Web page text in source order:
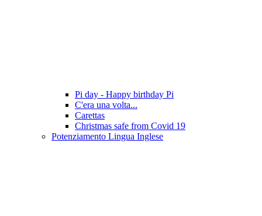
Pi day - Happy birthday Pi
C'era una volta...
Carettas
Christmas safe from Covid 19
Potenziamento Lingua Inglese